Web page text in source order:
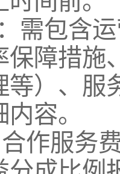
需包含
保障措施
等）、服
容。
作服务